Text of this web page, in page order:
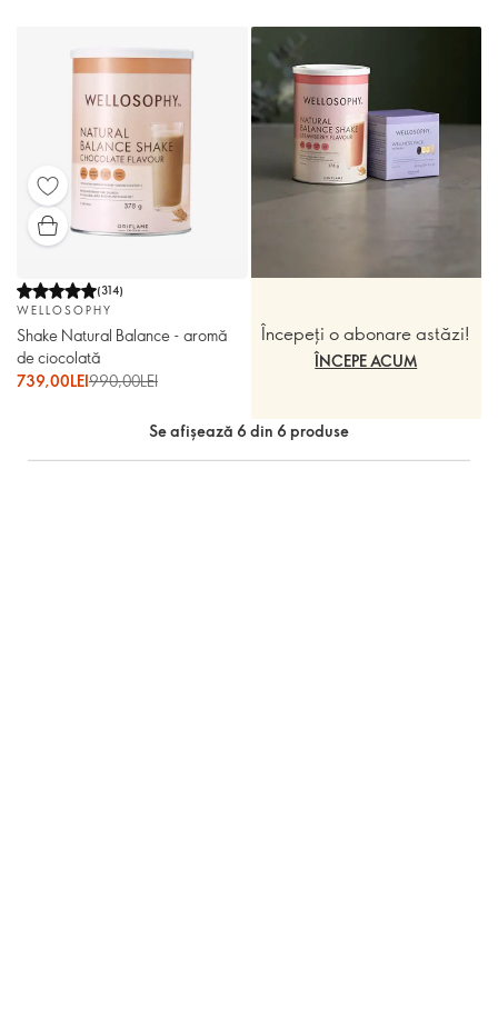
(314)
WELLOSOPHY
Shake Natural Balance - aromă
de ciocolată
739,00LEI990,00LEI
Începeți o abonare astăzi!
ÎNCEPE ACUM
Se afișează 6 din 6 produse